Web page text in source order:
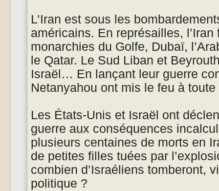
L’Iran est sous les
américains. En représailles,
monarchies du Golfe, Dubaï,
le Qatar. Le Sud Liban et
Israël… En lançant leur guerre
Netanyahou ont mis le feu à
Les États-Unis et Israël ont
guerre aux conséquences
plusieurs centaines de morts en
de petites filles tuées par
combien d’Israéliens tomberont,
politique ?